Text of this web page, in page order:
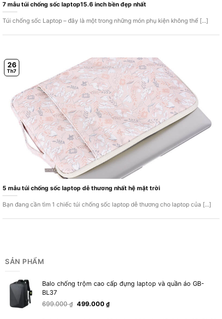
7 mẫu túi chống sốc laptop15.6 inch bền đẹp nhất
Túi chống sốc Laptop – đây là một trong những món phụ kiện không thể [...]
5 mẫu túi chống sốc laptop dễ thương nhất hệ mặt trời
Bạn đang cần tìm 1 chiếc túi chống sốc laptop dễ thương cho laptop của [...]
26
Th7
SẢN PHẨM
Balo chống trộm cao cấp đựng laptop và quần áo GB-
BL37
699.000₫ Giá
499.000 ₫Giá